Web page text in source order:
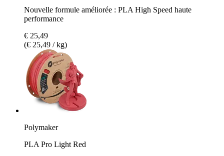
Nouvelle formule améliorée : PLA High Speed haute
performance
€ 25,49
(€ 25,49 / kg)
Polymaker
PLA Pro Light Red